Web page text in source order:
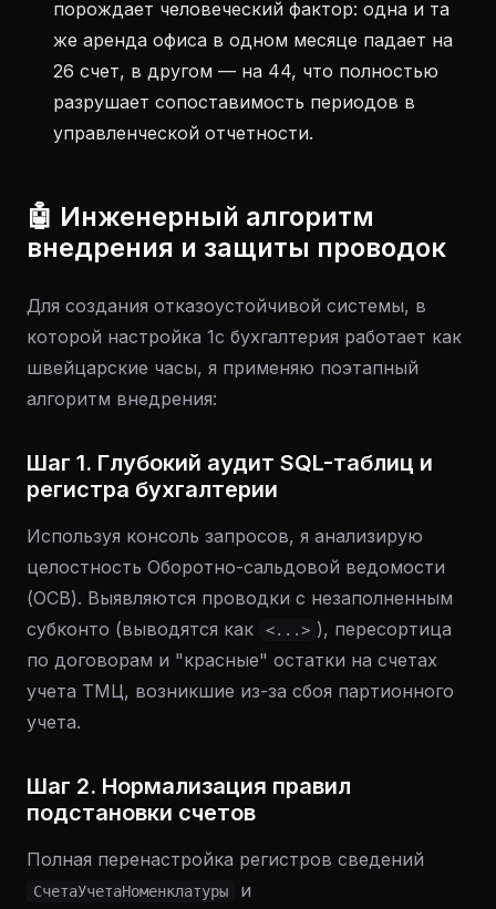
порождает человеческий фактор: одна и та
же аренда офиса в одном месяце падает на
26 счет, в другом — на 44, что полностью
разрушает сопоставимость периодов в
управленческой отчетности.
🤖 Инженерный алгоритм
внедрения и защиты проводок
Для создания отказоустойчивой системы, в
которой настройка 1с бухгалтерия работает как
швейцарские часы, я применяю поэтапный
алгоритм внедрения:
Шаг 1. Глубокий аудит SQL-таблиц и
регистра бухгалтерии
Используя консоль запросов, я анализирую
целостность Оборотно-сальдовой ведомости
(ОСВ). Выявляются проводки с незаполненным
субконто (выводятся как
<...> ), пересортица
по договорам и "красные" остатки на счетах
учета ТМЦ, возникшие из-за сбоя партионного
учета.
Шаг 2. Нормализация правил
подстановки счетов
Полная перенастройка регистров сведений
СчетаУчетаНоменклатуры и